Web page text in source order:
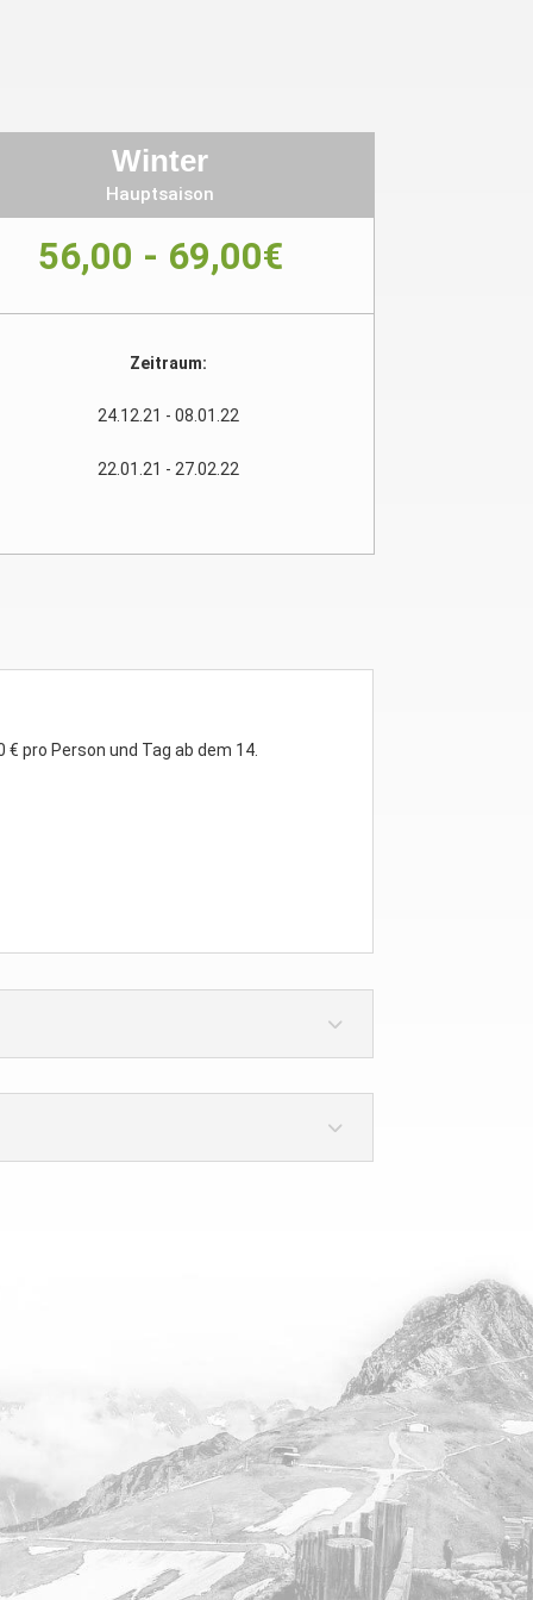
Winter
Hauptsaison
56,00 - 69,00€
Zeitraum:
24.12.21 - 08.01.22
22.01.21 - 27.02.22
pro Person und Tag ab dem 14.